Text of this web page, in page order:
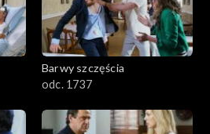
Barwy szczęścia
odc. 1737